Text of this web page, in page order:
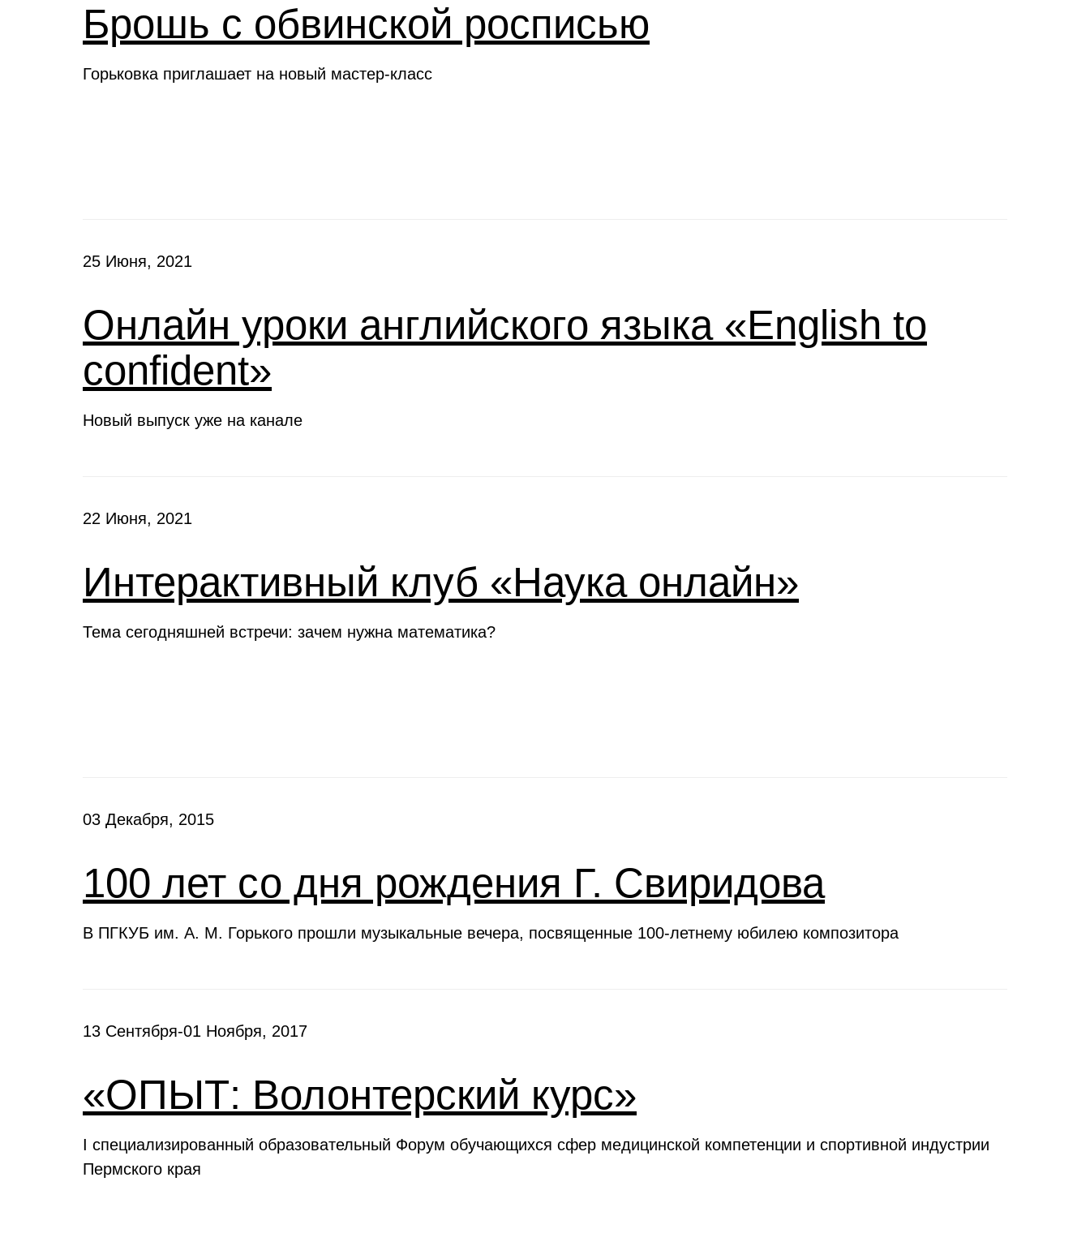
Брошь с обвинской росписью
Горьковка приглашает на новый мастер-класс
25 Июня, 2021
Онлайн уроки английского языка «English to
confident»
Новый выпуск уже на канале
22 Июня, 2021
Интерактивный клуб «Наука онлайн»
Тема сегодняшней встречи: зачем нужна математика?
03 Декабря, 2015
100 лет со дня рождения Г. Свиридова
В ПГКУБ им. А. М. Горького прошли музыкальные вечера, посвященные 100-летнему юбилею композитора
13 Сентября-01 Ноября, 2017
«ОПЫТ: Волонтерский курс»
I специализированный образовательный Форум обучающихся сфер медицинской компетенции и спортивной индустрии
Пермского края